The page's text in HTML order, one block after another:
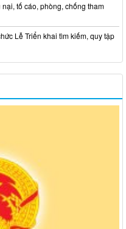
tố cáo, phòng, chống tham
Lễ Triển khai tìm kiếm, quy tập